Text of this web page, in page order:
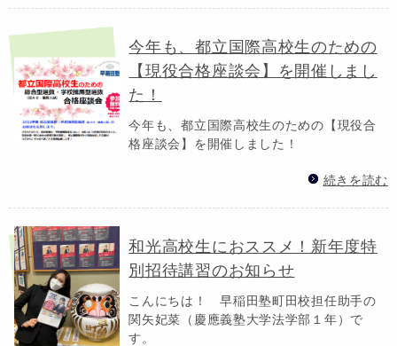
今年も、都立国際高校生のための
【現役合格座談会】を開催しまし
た！
今年も、都立国際高校生のための【現役合
格座談会】を開催しました！
続きを読む
和光高校生におススメ！新年度特
別招待講習のお知らせ
こんにちは！ 早稲田塾町田校担任助手の
関矢妃菜（慶應義塾大学法学部１年）で
す。